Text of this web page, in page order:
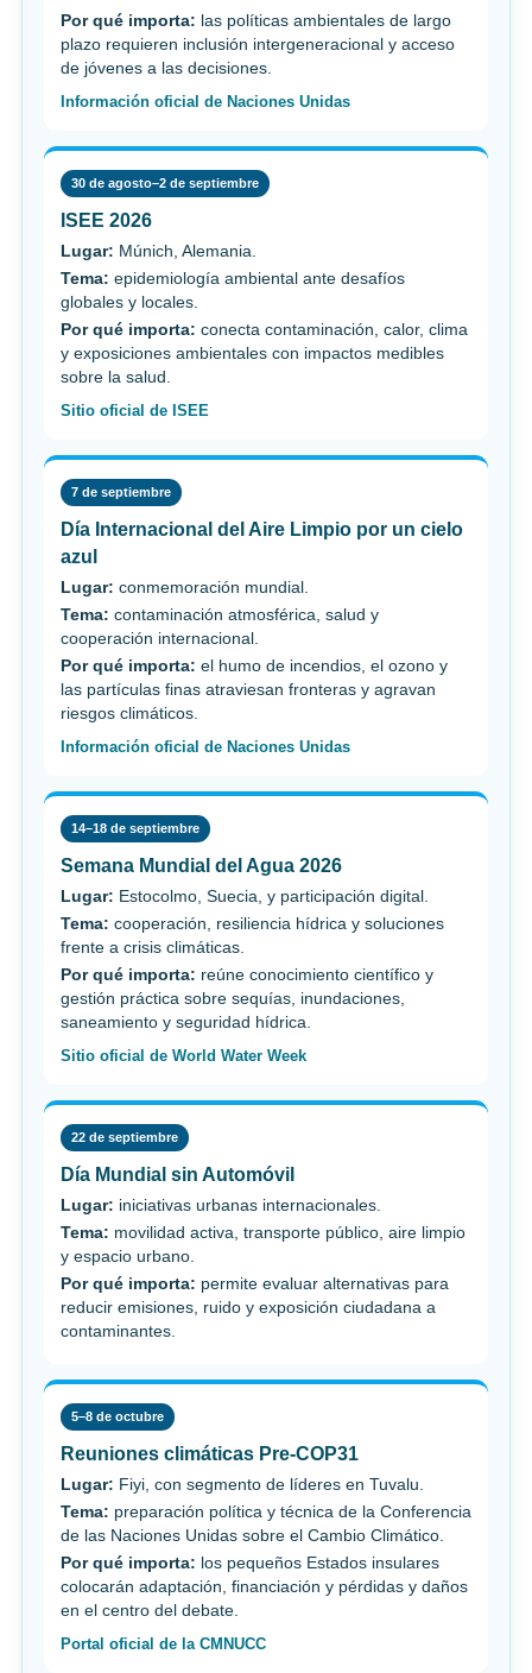
Por qué importa: las políticas ambientales de largo
plazo requieren inclusión intergeneracional y acceso
de jóvenes a las decisiones.
Información oficial de Naciones Unidas
30 de agosto–2 de septiembre
ISEE 2026
Lugar: Múnich, Alemania.
Tema: epidemiología ambiental ante desafíos
globales y locales.
Por qué importa: conecta contaminación, calor, clima
y exposiciones ambientales con impactos medibles
sobre la salud.
Sitio oficial de ISEE
7 de septiembre
Día Internacional del Aire Limpio por un cielo
azul
Lugar: conmemoración mundial.
Tema: contaminación atmosférica, salud y
cooperación internacional.
Por qué importa: el humo de incendios, el ozono y
las partículas finas atraviesan fronteras y agravan
riesgos climáticos.
Información oficial de Naciones Unidas
14–18 de septiembre
Semana Mundial del Agua 2026
Lugar: Estocolmo, Suecia, y participación digital.
Tema: cooperación, resiliencia hídrica y soluciones
frente a crisis climáticas.
Por qué importa: reúne conocimiento científico y
gestión práctica sobre sequías, inundaciones,
saneamiento y seguridad hídrica.
Sitio oficial de World Water Week
22 de septiembre
Día Mundial sin Automóvil
Lugar: iniciativas urbanas internacionales.
Tema: movilidad activa, transporte público, aire limpio
y espacio urbano.
Por qué importa: permite evaluar alternativas para
reducir emisiones, ruido y exposición ciudadana a
contaminantes.
5–8 de octubre
Reuniones climáticas Pre-COP31
Lugar: Fiyi, con segmento de líderes en Tuvalu.
Tema: preparación política y técnica de la Conferencia
de las Naciones Unidas sobre el Cambio Climático.
Por qué importa: los pequeños Estados insulares
colocarán adaptación, financiación y pérdidas y daños
en el centro del debate.
Portal oficial de la CMNUCC